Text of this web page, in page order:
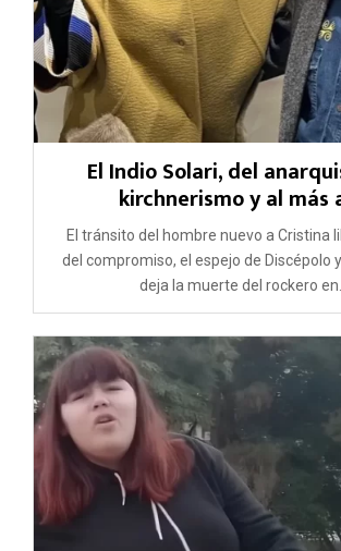
El Indio Solari, del
kirchnerismo y al más
El tránsito del hombre nuevo a Cristina
del compromiso, el espejo de Discépolo
deja la muerte del rockero en...